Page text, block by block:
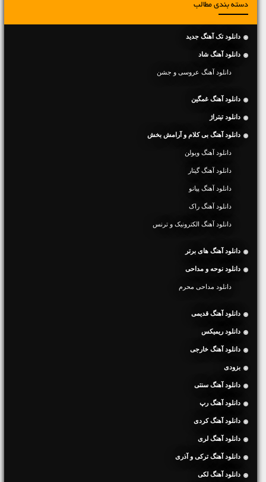
دسته بندی مطالب
دانلود تک آهنگ جدید
دانلود آهنگ شاد
دانلود آهنگ عروسی و جشن
دانلود آهنگ غمگین
دانلود تیتراژ
دانلود آهنگ بی کلام و آرامش بخش
دانلود آهنگ ویولن
دانلود آهنگ گیتار
دانلود آهنگ پیانو
دانلود آهنگ راک
دانلود آهنگ الکترونیک و ترنس
دانلود آهنگ های برتر
دانلود نوحه و مداحی
دانلود مداحی محرم
دانلود آهنگ قدیمی
دانلود ریمیکس
دانلود آهنگ خارجی
بزودی
دانلود آهنگ سنتی
دانلود آهنگ رپ
دانلود آهنگ کردی
دانلود آهنگ لری
دانلود آهنگ ترکی و آذری
دانلود آهنگ لکی